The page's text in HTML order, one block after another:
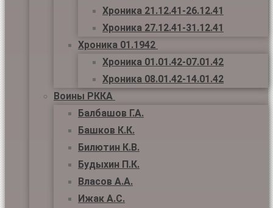
Хроника 21.12.41-26.12.41
Хроника 27.12.41-31.12.41
Хроника 01.1942
Хроника 01.01.42-07.01.42
Хроника 08.01.42-14.01.42
Воины РККА
Балбашов Г.А.
Башков К.К.
Билютин К.В.
Будыхин П.К.
Власов А.А.
Ижак А.С.